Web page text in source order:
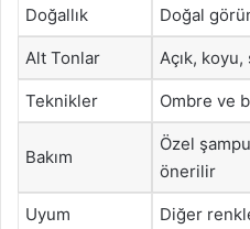
Doğallık Doğal
Alt Tonlar Açık, koyu,
Teknikler Ombre ve
Bakım
Özel
önerilir
Uyum Diğer